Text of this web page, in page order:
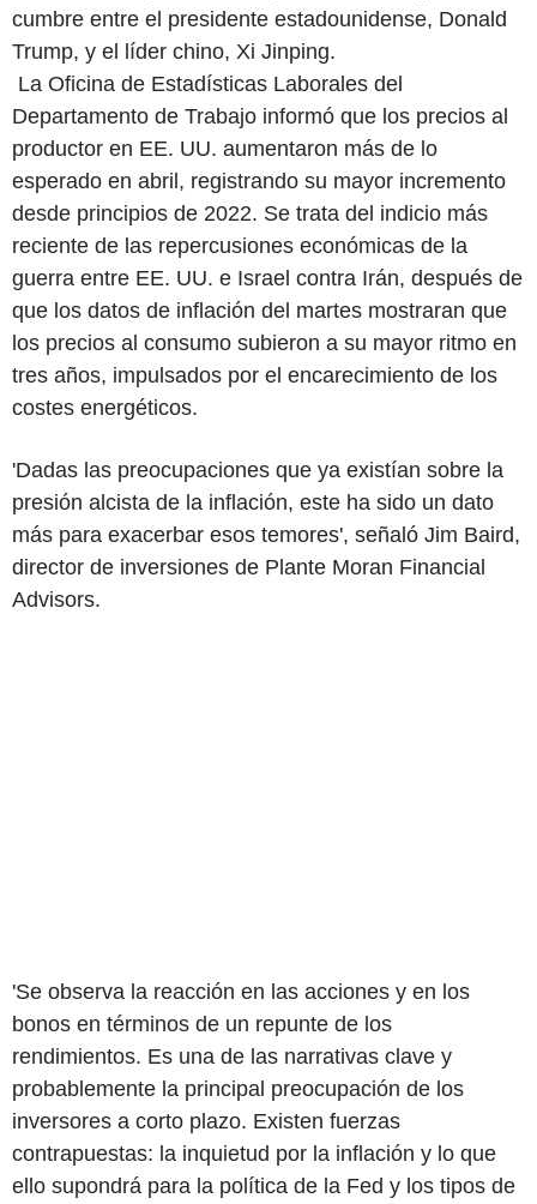
cumbre entre el presidente estadounidense, Donald
Trump, y el líder chino, Xi Jinping.
La Oficina de Estadísticas Laborales del
Departamento de Trabajo informó que los precios al
productor en EE. UU. aumentaron más de lo
esperado en abril, registrando su mayor incremento
desde principios de 2022. Se trata del indicio más
reciente de las repercusiones económicas de la
guerra entre EE. UU. e Israel contra Irán, después de
que los datos de inflación del martes mostraran que
los precios al consumo subieron a su mayor ritmo en
tres años, impulsados por el encarecimiento de los
costes energéticos.
'Dadas las preocupaciones que ya existían sobre la
presión alcista de la inflación, este ha sido un dato
más para exacerbar esos temores', señaló Jim Baird,
director de inversiones de Plante Moran Financial
Advisors.
'Se observa la reacción en las acciones y en los
bonos en términos de un repunte de los
rendimientos. Es una de las narrativas clave y
probablemente la principal preocupación de los
inversores a corto plazo. Existen fuerzas
contrapuestas: la inquietud por la inflación y lo que
ello supondrá para la política de la Fed y los tipos de